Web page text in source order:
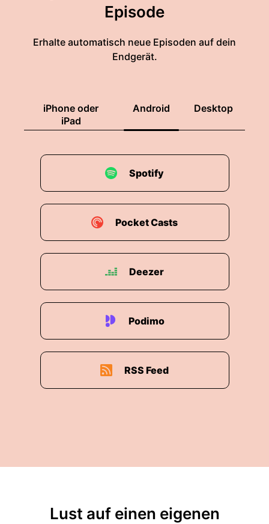
Episode
Erhalte automatisch neue Episoden auf dein
Endgerät.
iPhone oder
iPad
Android Desktop
Spotify
Pocket Casts
Deezer
Podimo
RSS Feed
Lust auf einen eigenen